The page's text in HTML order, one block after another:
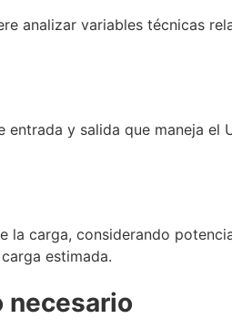
analizar variables técnicas
y salida que maneja
la carga, considerando
estimada.
necesario